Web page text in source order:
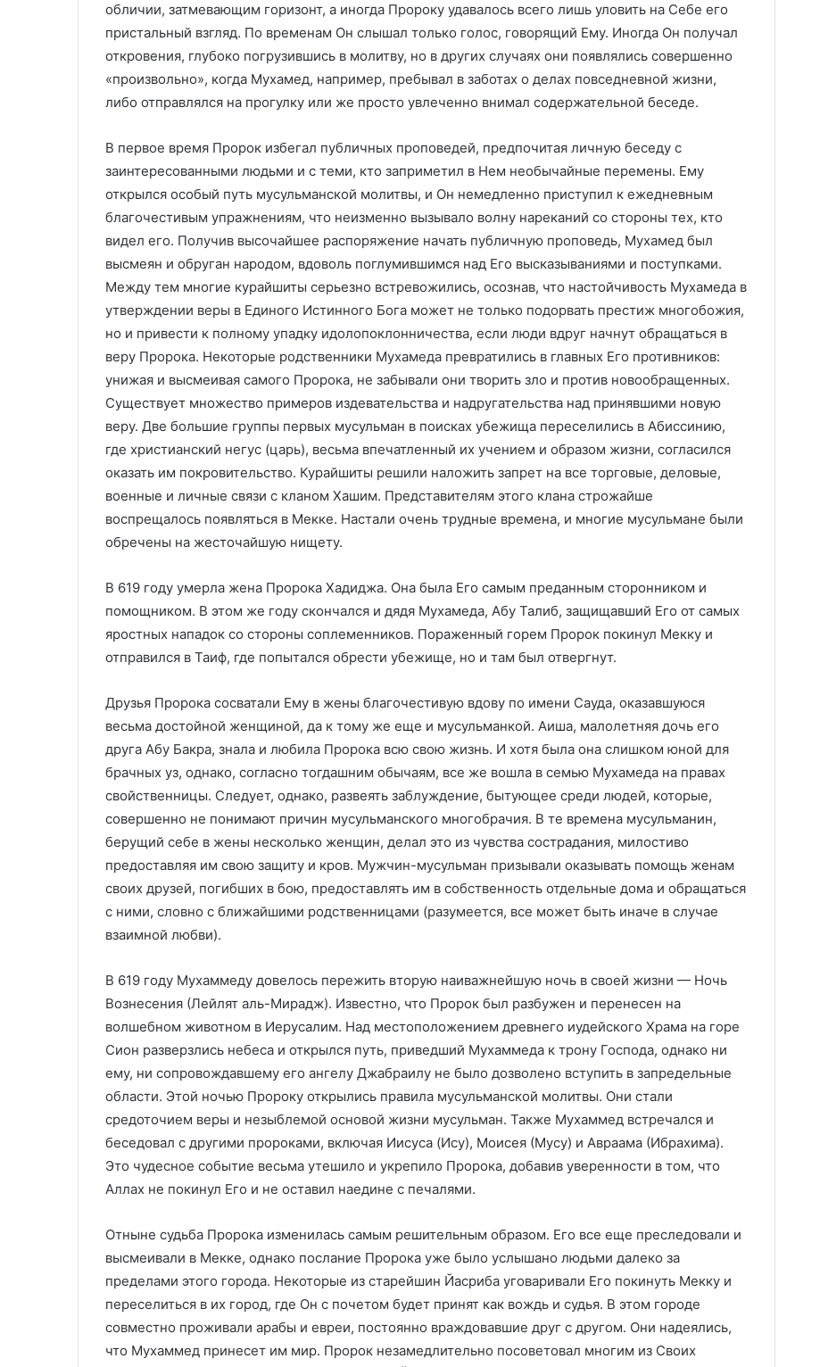
обличии, затмевающим горизонт, а иногда Пророку удавалось всего лишь уловить на Себе его
пристальный взгляд. По временам Он слышал только голос, говорящий Ему. Иногда Он получал
откровения, глубоко погрузившись в молитву, но в других случаях они появлялись совершенно
«произвольно», когда Мухамед, например, пребывал в заботах о делах повседневной жизни,
либо отправлялся на прогулку или же просто увлеченно внимал содержательной беседе.
В первое время Пророк избегал публичных проповедей, предпочитая личную беседу с
заинтересованными людьми и с теми, кто заприметил в Нем необычайные перемены. Ему
открылся особый путь мусульманской молитвы, и Он немедленно приступил к ежедневным
благочестивым упражнениям, что неизменно вызывало волну нареканий со стороны тех, кто
видел его. Получив высочайшее распоряжение начать публичную проповедь, Мухамед был
высмеян и обруган народом, вдоволь поглумившимся над Его высказываниями и поступками.
Между тем многие курайшиты серьезно встревожились, осознав, что настойчивость Мухамеда в
утверждении веры в Единого Истинного Бога может не только подорвать престиж многобожия,
но и привести к полному упадку идолопоклонничества, если люди вдруг начнут обращаться в
веру Пророка. Некоторые родственники Мухамеда превратились в главных Его противников:
унижая и высмеивая самого Пророка, не забывали они творить зло и против новообращенных.
Существует множество примеров издевательства и надругательства над принявшими новую
веру. Две большие группы первых мусульман в поисках убежища переселились в Абиссинию,
где христианский негус (царь), весьма впечатленный их учением и образом жизни, согласился
оказать им покровительство. Курайшиты решили наложить запрет на все торговые, деловые,
военные и личные связи с кланом Хашим. Представителям этого клана строжайше
воспрещалось появляться в Мекке. Настали очень трудные времена, и многие мусульмане были
обречены на жесточайшую нищету.
В 619 году умерла жена Пророка Хадиджа. Она была Его самым преданным сторонником и
помощником. В этом же году скончался и дядя Мухамеда, Абу Талиб, защищавший Его от самых
яростных нападок со стороны соплеменников. Пораженный горем Пророк покинул Мекку и
отправился в Таиф, где попытался обрести убежище, но и там был отвергнут.
Друзья Пророка сосватали Ему в жены благочестивую вдову по имени Сауда, оказавшуюся
весьма достойной женщиной, да к тому же еще и мусульманкой. Аиша, малолетняя дочь его
друга Абу Бакра, знала и любила Пророка всю свою жизнь. И хотя была она слишком юной для
брачных уз, однако, согласно тогдашним обычаям, все же вошла в семью Мухамеда на правах
свойственницы. Следует, однако, развеять заблуждение, бытующее среди людей, которые,
совершенно не понимают причин мусульманского многобрачия. В те времена мусульманин,
берущий себе в жены несколько женщин, делал это из чувства сострадания, милостиво
предоставляя им свою защиту и кров. Мужчин-мусульман призывали оказывать помощь женам
своих друзей, погибших в бою, предоставлять им в собственность отдельные дома и обращаться
с ними, словно с ближайшими родственницами (разумеется, все может быть иначе в случае
взаимной любви).
В 619 году Мухаммеду довелось пережить вторую наиважнейшую ночь в своей жизни — Ночь
Вознесения (Лейлят аль-Мирадж). Известно, что Пророк был разбужен и перенесен на
волшебном животном в Иерусалим. Над местоположением древнего иудейского Храма на горе
Сион разверзлись небеса и открылся путь, приведший Мухаммеда к трону Господа, однако ни
ему, ни сопровождавшему его ангелу Джабраилу не было дозволено вступить в запредельные
области. Этой ночью Пророку открылись правила мусульманской молитвы. Они стали
средоточием веры и незыблемой основой жизни мусульман. Также Мухаммед встречался и
беседовал с другими пророками, включая Иисуса (Ису), Моисея (Мусу) и Авраама (Ибрахима).
Это чудесное событие весьма утешило и укрепило Пророка, добавив уверенности в том, что
Аллах не покинул Его и не оставил наедине с печалями.
Отныне судьба Пророка изменилась самым решительным образом. Его все еще преследовали и
высмеивали в Мекке, однако послание Пророка уже было услышано людьми далеко за
пределами этого города. Некоторые из старейшин Йасриба уговаривали Его покинуть Мекку и
переселиться в их город, где Он с почетом будет принят как вождь и судья. В этом городе
совместно проживали арабы и евреи, постоянно враждовавшие друг с другом. Они надеялись,
что Мухаммед принесет им мир. Пророк незамедлительно посоветовал многим из Своих